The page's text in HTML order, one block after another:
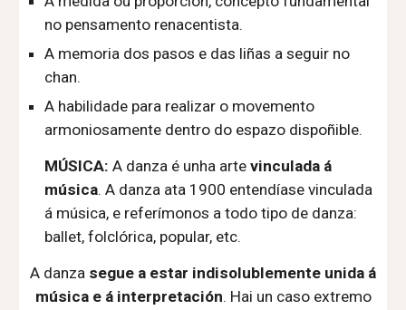
no pensamento renacentista.
A memoria dos pasos e das liñas a seguir no
chan.
A habilidade para realizar o movemento
armoniosamente dentro do espazo dispoñible.
MÚSICA:A danza é unha artevinculada á
música.A danza ata 1900 entendíase vinculada
á música, e referímonos a todo tipo de danza:
ballet, folclórica, popular, etc.
A danza segue a estar indisolublemente unida á
música e á interpretación. Hai un caso extremo